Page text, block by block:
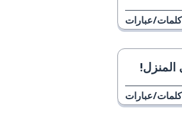
كلمات/عبارات
كلمات/عبارات